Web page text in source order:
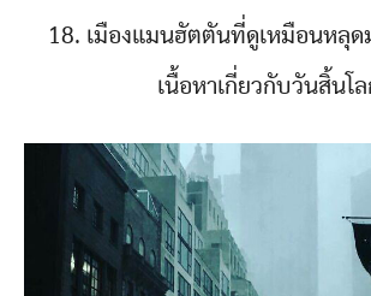
18. เมืองแมนฮัตตันที่ดูเหมือนหลุด
เนื้อหาเกี่ยวกับวันสิ้นโ